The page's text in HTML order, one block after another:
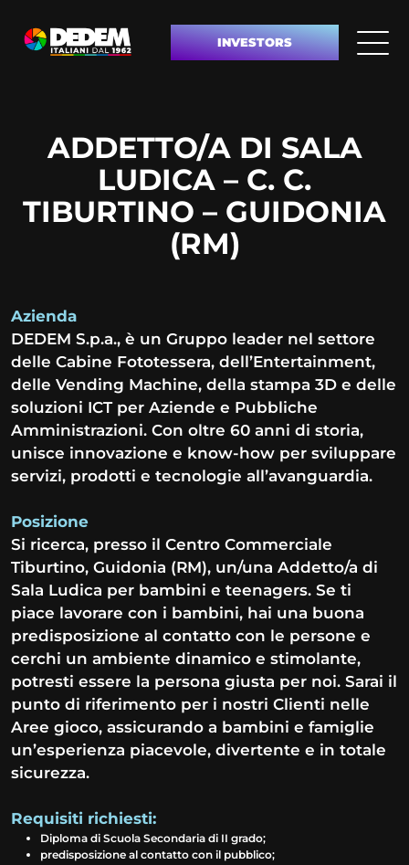
INVESTORS
ADDETTO/A DI SALA
LUDICA – C. C.
TIBURTINO – GUIDONIA
(RM)
Azienda
DEDEM S.p.a., è un Gruppo leader nel settore
delle Cabine Fototessera, dell’Entertainment,
delle Vending Machine, della stampa 3D e delle
soluzioni ICT per Aziende e Pubbliche
Amministrazioni. Con oltre 60 anni di storia,
unisce innovazione e know-how per sviluppare
servizi, prodotti e tecnologie all’avanguardia.
Posizione
Si ricerca, presso il Centro Commerciale
Tiburtino, Guidonia (RM), un/una Addetto/a di
Sala Ludica per bambini e teenagers. Se ti
piace lavorare con i bambini, hai una buona
predisposizione al contatto con le persone e
cerchi un ambiente dinamico e stimolante,
potresti essere la persona giusta per noi. Sarai il
punto di riferimento per i nostri Clienti nelle
Aree gioco, assicurando a bambini e famiglie
un’esperienza piacevole, divertente e in totale
sicurezza.
Requisiti richiesti:
Diploma di Scuola Secondaria di II grado;
predisposizione al contatto con il pubblico;